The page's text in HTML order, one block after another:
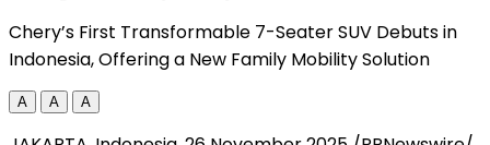
Chery’s First Transformable 7-Seater SUV Debuts in
Indonesia, Offering a New Family Mobility Solution
A A A